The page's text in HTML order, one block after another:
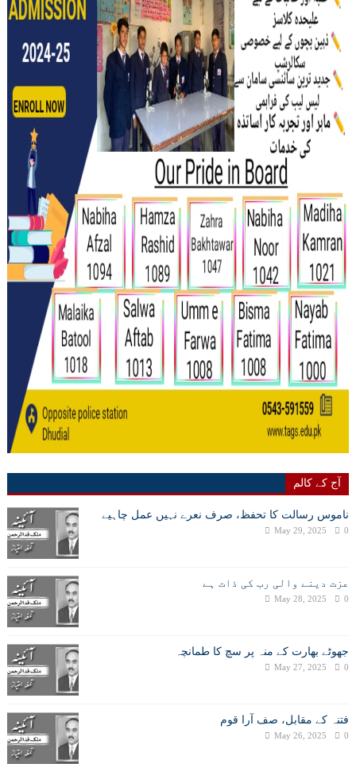
آج کے کالم
ناموس رسالت کا تحفظ، صرف نعرے نہیں عمل چاہیے
May 29, 2025 0
عزت دینے والی رب کی ذات ہے
May 28, 2025 0
جھوٹے بھارت کے منہ پر سچ کا طمانچہ
May 27, 2025 0
فتنہ کے مقابل، صف آرا قوم
May 26, 2025 0